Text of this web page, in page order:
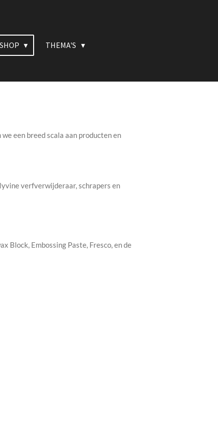
THEMA'S
een breed scala aan producten en
verfverwijderaar, schrapers en
Block, Embossing Paste, Fresco, en de